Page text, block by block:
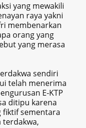
yang mewakili
raya yakni
membenarkan
orang yang
yang merasa
sendiri
telah menerima
E-KTP
ditipu karena
fiktif sementara
terdakwa,